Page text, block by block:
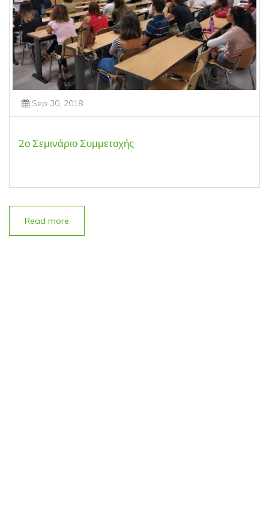
Sep 30, 2018
2ο Σεμινάριο Συμμετοχής
Read more